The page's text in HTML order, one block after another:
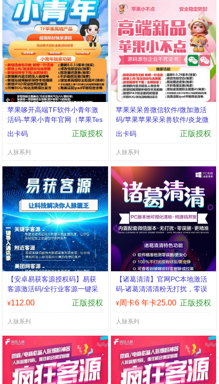
苹果哆开高端TF软件小青年激
活码-苹果小青年官网（苹果Tes
tflight下载码激活码通用版）微
信营销一键转发软件
出卡码 正版授权
人脉系列
苹果呆呆兽微信软件/微加激活
码/苹果苹果呆呆兽软件/炎龙微
商授权码/支持iOS15系统
出卡码 正版授权
人脉系列
【安卓易获客源授权码】易获
客源激活码/全行业客源一键采
集 独家一键导出表格 独家一键
导出通讯录 独家一键添加微信
独家一键发短信
¥112.00 正版授权
人脉系列
【诸葛清清】官网PC本地激活
码-诸葛清清清粉无打扰，零误
删，更精准
¥周卡6 年卡25.00 正版授权
人脉系列